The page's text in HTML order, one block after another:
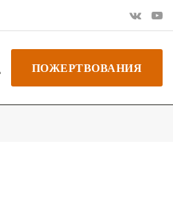
ПОЖЕРТВОВАНИЯ